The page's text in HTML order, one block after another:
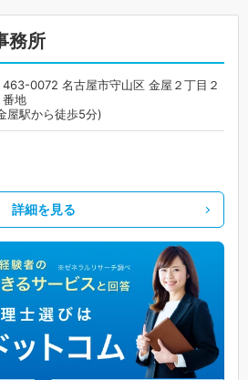
務所
463-0072 名古屋市守山区 金屋２丁目２
番地
屋駅から徒歩5分)
詳細を見る